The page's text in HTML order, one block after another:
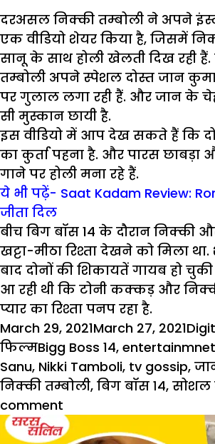
दरअसल निक्की तम्बोली ने अपने
एक वीडियो शेयर किया है, जिसमें
सानू के साथ होली खेलती दिख रही हैं.
तम्बोली अपने स्पेशल दोस्त जान
पर गुलाल लगा रही हैं. और जान के
सी मुस्कान छायी है.
इस वीडियो में आप देख सकते हैं कि
का कुर्ता पहना है. और पारस छाबड़ा
गाने पर होली मना रहे हैं.
ये भी पढ़ें- Saat Kadam Review:
जीता दिल
बीच बिग बॉस 14 के दौरान निक्की
खट्टा-मीठा रिश्ता देखने को मिला
बाद दोनों की शिकायतें गायब हो
आ रही थी कि टोनी कक्कड़ और
प्यार का रिश्ता पनप रहा है.
Posted
on
March 29, 2021March 27, 2021
फिल्मTags
Bigg Boss 14, entertainmnet
Sanu, Nikki Tamboli, tv gossip,
निक्की तम्बोली, बिग बॉस १४, सोशल
comment
Holi